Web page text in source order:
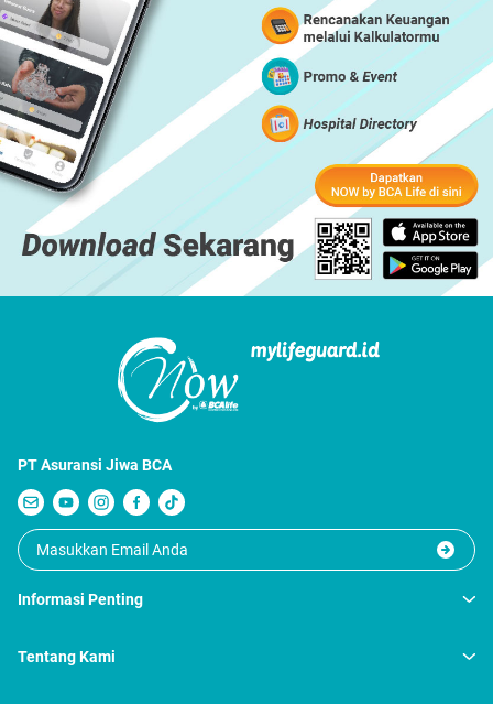
PT Asuransi Jiwa BCA
Informasi Penting
Tentang Kami